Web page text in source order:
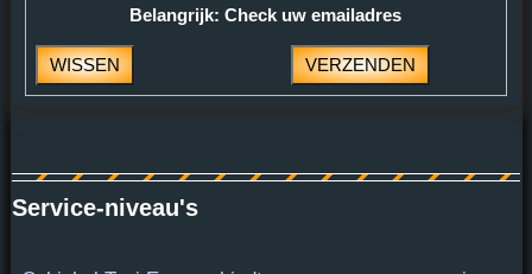
Belangrijk: Check uw emailadres
Service-niveau's